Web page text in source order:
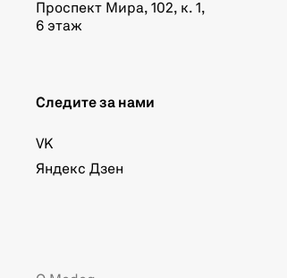
Проспект Мира, 102, к. 1,
6 этаж
Следите за нами
VK
Яндекс Дзен